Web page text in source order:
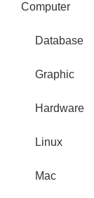
Computer
Database
Graphic
Hardware
Linux
Mac